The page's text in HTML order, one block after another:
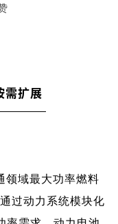
需扩展
领域最大功率燃料
过动力系统模块化